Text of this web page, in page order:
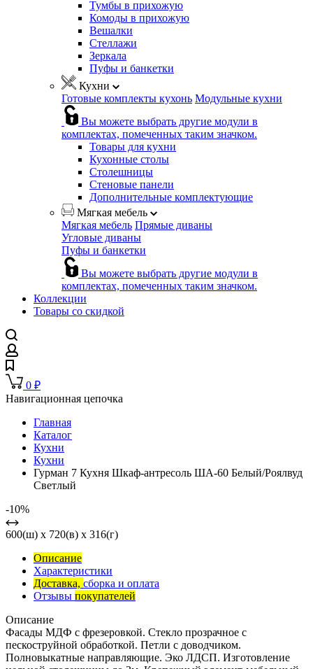
Тумбы в прихожую
Комоды в прихожую
Вешалки
Стеллажи
Зеркала
Пуфы и банкетки
Кухни
Готовые комплекты кухонь Модульные кухни
Вы можете выбрать другие модули в
комплектах, помеченных таким значком.
Товары для кухни
Кухонные столы
Столешницы
Стеновые панели
Дополнительные комплектующие
Мягкая мебель
Мягкая мебель Прямые диваны
Угловые диваны
Пуфы и банкетки
Вы можете выбрать другие модули в
комплектах, помеченных таким значком.
Коллекции
Товары со скидкой
0 ₽
Навигационная цепочка
Главная
Каталог
Кухни
Кухни
Гурман 7 Кухня Шкаф-антресоль ША-60 Белый/Роялвуд
Светлый
-10%
600(ш) x 720(в) x 316(г)
Описание
Характеристики
Доставка, сборка и оплата
Отзывы покупателей
Описание
Фасады МДФ с фрезеровкой. Стекло прозрачное с
пескоструйной обработкой. Петли с доводчиком.
Полновыкатные направляющие. Эко ЛДСП. Изготовление